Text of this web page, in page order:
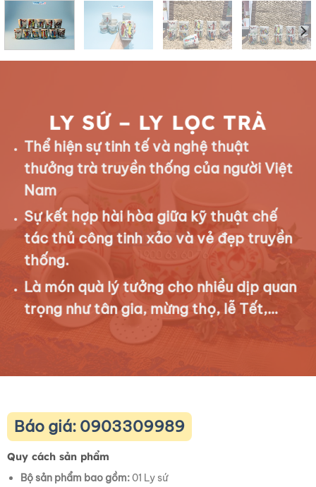
LY SỨ – LY LỌC TRÀ
Thể hiện sự tinh tế và nghệ thuật
thưởng trà truyền thống của người Việt
Nam
Sự kết hợp hài hòa giữa kỹ thuật chế
tác thủ công tinh xảo và vẻ đẹp truyền
thống.
Là món quà lý tưởng cho nhiều dịp quan
trọng như tân gia, mừng thọ, lễ Tết,…
Báo giá: 0903309989
Quy cách sản phẩm
Bộ sản phẩm bao gồm:01 Ly sứ